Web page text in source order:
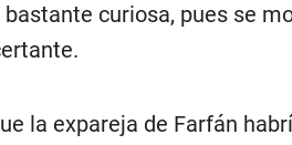
curiosa, pues se
la expareja de Farfán